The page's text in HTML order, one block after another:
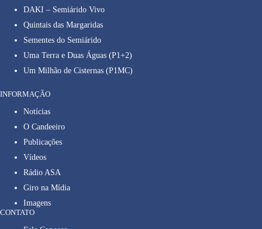
DAKI – Semiárido Vivo
Quintais das Margaridas
Sementes do Semiárido
Uma Terra e Duas Águas (P1+2)
Um Milhão de Cisternas (P1MC)
INFORMAÇÃO
Notícias
O Candeeiro
Publicações
Vídeos
Rádio ASA
Giro na Mídia
Imagens
CONTATO